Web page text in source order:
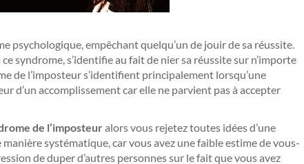
psychologique, empêchant quelqu’un de jouir de sa réussite.
syndrome, s’identifie au fait de nier sa réussite sur n’importe
de l’imposteur s’identifient principalement lorsqu’une
d’un accomplissement car elle ne parvient pas à accepter
de l’imposteuralors vous rejetez toutes idées d’une
systématique, car vous avez une faible estime de vous-
de duper d’autres personnes sur le fait que vous avez